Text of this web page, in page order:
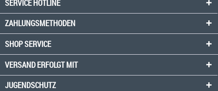
SERVICE HOTLINE
ZAHLUNGSMETHODEN
SHOP SERVICE
VERSAND ERFOLGT MIT
JUGENDSCHUTZ